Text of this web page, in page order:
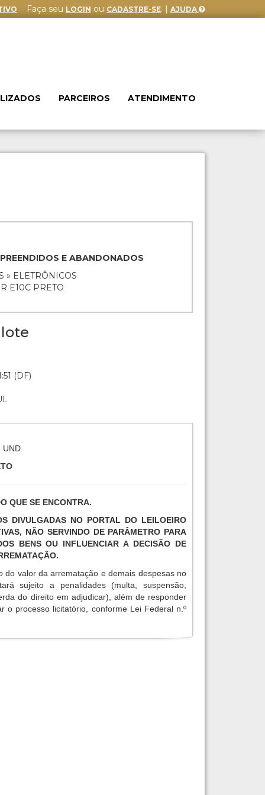
Faça seu LOGIN ou CADASTRE-SE. | AJUDA
PARCEIROS ATENDIMENTO
E ABANDONADOS
» ELETRÔNICOS
E10C PRETO
(DF)
UND
QUE SE ENCONTRA.
DIVULGADAS NO PORTAL DO LEILOEIRO
NÃO SERVINDO DE PARÂMETRO PARA
BENS OU INFLUENCIAR A DECISÃO DE
do valor da arrematação e demais despesas no
sujeito a penalidades (multa, suspensão,
do direito em adjudicar), além de responder
o processo licitatório, conforme Lei Federal n.º